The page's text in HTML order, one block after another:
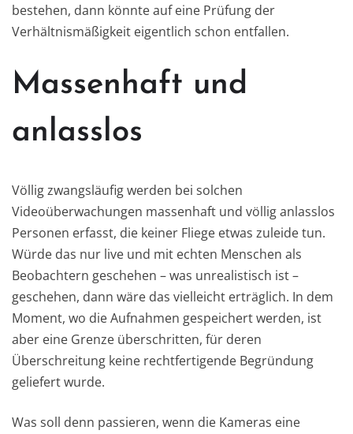
bestehen, dann könnte auf eine Prüfung der
Verhältnismäßigkeit eigentlich schon entfallen.
Massenhaft und
anlasslos
Völlig zwangsläufig werden bei solchen
Videoüberwachungen massenhaft und völlig anlasslos
Personen erfasst, die keiner Fliege etwas zuleide tun.
Würde das nur live und mit echten Menschen als
Beobachtern geschehen – was unrealistisch ist –
geschehen, dann wäre das vielleicht erträglich. In dem
Moment, wo die Aufnahmen gespeichert werden, ist
aber eine Grenze überschritten, für deren
Überschreitung keine rechtfertigende Begründung
geliefert wurde.
Was soll denn passieren, wenn die Kameras eine